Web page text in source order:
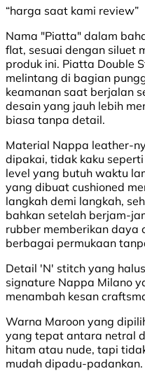
“harga saat kami review”
Nama "Piatta" dalam
flat, sesuai dengan siluet
produk ini. Piatta Double
melintang di bagian
keamanan saat berjalan
desain yang jauh lebih
biasa tanpa detail.
Material Nappa leather-
dipakai, tidak kaku
level yang butuh waktu
yang dibuat cushioned
langkah demi langkah,
bahkan setelah berjam-
rubber memberikan daya
berbagai permukaan
Detail 'N' stitch yang
signature Nappa Milano
menambah kesan
Warna Maroon yang
yang tepat antara netral
hitam atau nude, tapi
mudah dipadu-padankan.